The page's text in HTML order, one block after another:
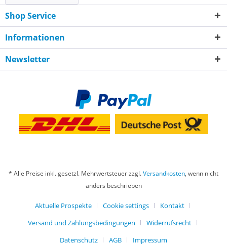
Shop Service
Informationen
Newsletter
* Alle Preise inkl. gesetzl. Mehrwertsteuer zzgl.Versandkosten, wenn nicht
anders beschrieben
Aktuelle Prospekte Cookie settings
Kontakt
Versand und Zahlungsbedingungen
Widerrufsrecht
Datenschutz
AGB Impressum